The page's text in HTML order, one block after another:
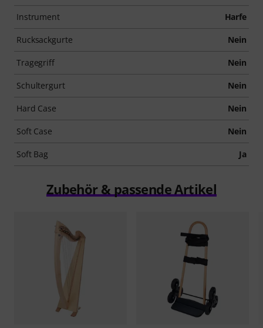
Instrument Harfe
Rucksackgurte Nein
Tragegriff Nein
Schultergurt Nein
Hard Case Nein
Soft Case Nein
Soft Bag Ja
Zubehör & passende Artikel